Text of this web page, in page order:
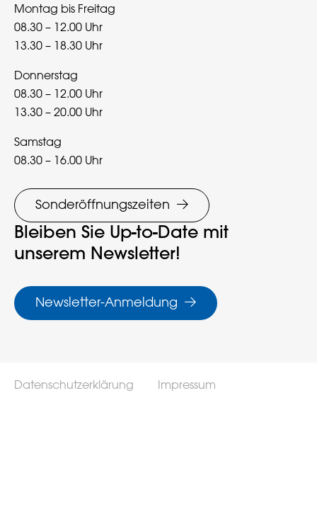
Montag bis Freitag
08.30 – 12.00 Uhr
13.30 – 18.30 Uhr
Donnerstag
08.30 – 12.00 Uhr
13.30 – 20.00 Uhr
Samstag
08.30 – 16.00 Uhr
Sonderöffnungszeiten
Bleiben Sie Up-to-Date mit
unserem Newsletter!
Newsletter-Anmeldung
Datenschutzerklärung Impressum